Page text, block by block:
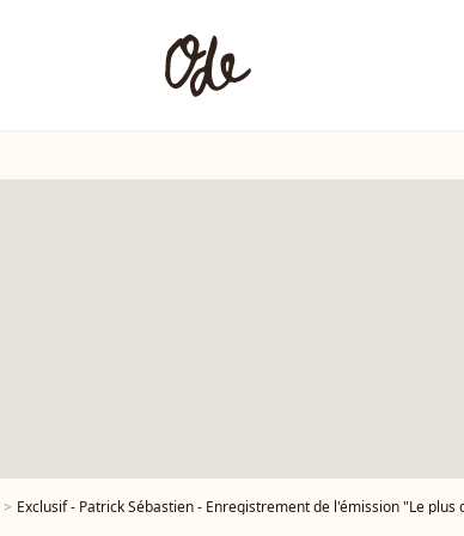
Exclusif - Patrick Sébastien - Enregistrement de l'émission "Le plus grand cabaret du monde" à La Plaine